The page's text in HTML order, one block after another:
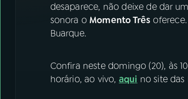
desaparece, não deixe de dar
sonora o Momento Três
Buarque.
Confira neste domingo (20), às
horário, ao vivo, aqui no site das